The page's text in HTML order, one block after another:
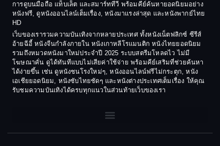
การดูบนมือถือ แท็บเล็ต และสมาร์ททีวี พร้อมคีย์ค้นหายอดนิยมอย่าง
หนังฟรี, ดูหนังออนไลน์เต็มเรื่อง, หนังมาแรงล่าสุด และหนังพากย์ไทย
HD
เว็บของเรารวมความบันเทิงจากหลายประเทศ ทั้งหนังเน็ตฟลิกซ์ ซีรีส์
อ้ายฉีอี้ หนังจีนกำลังภายใน หนังเกาหลีโรแมนติก หนังไทยยอดนิยม
รวมถึงหมวดหนังมาใหม่ประจำปี 2025 ระบบสตรีมโหลดไว ไม่มี
โฆษณาคั่น ดูได้ทันทีแบบไม่เสียค่าใช้จ่าย พร้อมคีย์เสริมที่ช่วยค้นหา
ได้ง่ายขึ้น เช่น ดูหนังชนโรงใหม่ๆ, หนังออนไลน์ฟรีไม่กระตุก, หนัง
เอเชียยอดนิยม, หนังซับไทยชัดๆ และหนังต่างประเทศเต็มเรื่อง ให้คุณ
รับชมความบันเทิงได้ครบทุกแนวในส่วนท้ายเว็บของเรา